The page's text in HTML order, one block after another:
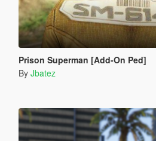
Prison Superman [Add-On Ped]
By Jbatez